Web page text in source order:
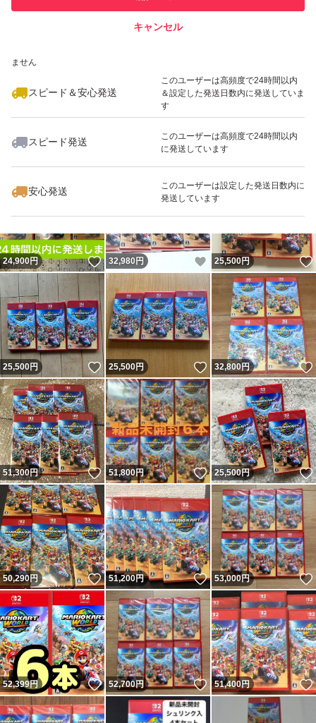
ません
スピード＆安心発送
このユーザーは高頻度で24時間以内
＆設定した発送日数内に発送していま
す
スピード発送
このユーザーは高頻度で24時間以内
に発送しています
安心発送
このユーザーは設定した発送日数内に
発送しています
キャンセル
いいね！
25,500
24,900円 いいね！
32,980 円 いいね！
25,500円
25,500円 いいね！
25,500円 いいね！
32,800円
51,300円 いいね！
51,800円 いいね！
25,500円
50,290円 いいね！
51,200円 いいね！
53,000円
52,399円 いいね！
52,700円 いいね！
51,400円